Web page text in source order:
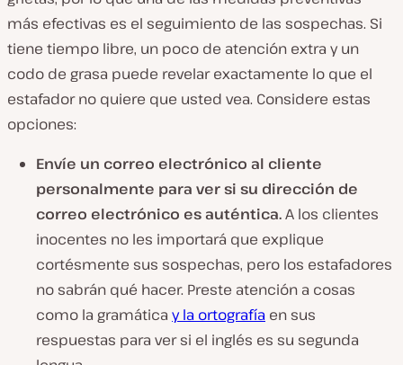
más efectivas es el seguimiento de las sospechas. Si
tiene tiempo libre, un poco de atención extra y un
codo de grasa puede revelar exactamente lo que el
estafador no quiere que usted vea. Considere estas
opciones:
Envíe un correo electrónico al cliente
personalmente para ver si su dirección de
correo electrónico es auténtica.A los clientes
inocentes no les importará que explique
cortésmente sus sospechas, pero los estafadores
no sabrán qué hacer. Preste atención a cosas
como la gramática y la ortografía en sus
respuestas para ver si el inglés es su segunda